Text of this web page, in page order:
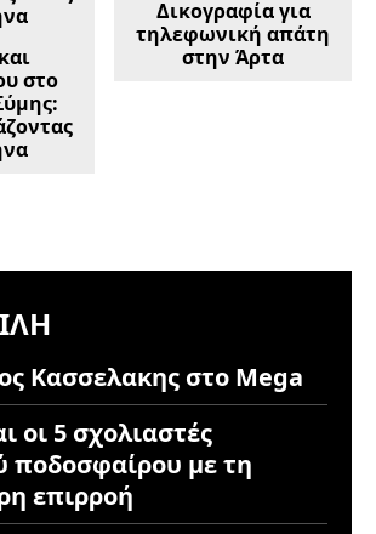
στο
Δικογραφία για
τηλεφωνική απάτη
στην Άρτα
Κασσελακης στο Mega
οι 5 σχολιαστές
ποδοσφαίρου με τη
επιρροή